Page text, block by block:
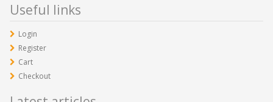
Useful links
Login
Register
Cart
Checkout